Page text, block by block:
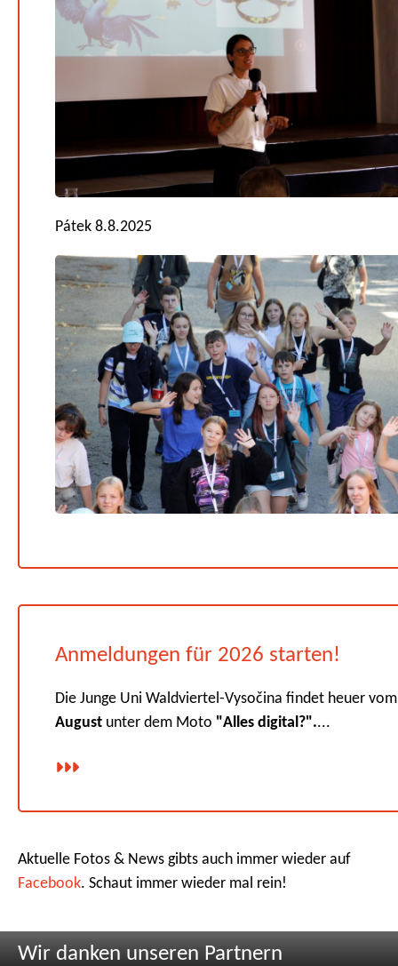
Pátek 8.8.2025
Anmeldungen für 2026 starten!
Die Junge Uni Waldviertel-Vysočina findet heuer
August unter dem Moto "Alles digital?"....
Aktuelle Fotos & News gibts auch immer wieder auf
Facebook. Schaut immer wieder mal rein!
Wir danken unseren Partnern